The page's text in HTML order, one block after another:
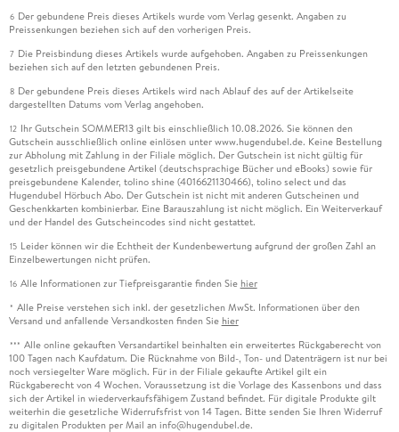
6 Der gebundene Preis dieses Artikels wurde vom Verlag gesenkt. Angaben zu
Preissenkungen beziehen sich auf den vorherigen Preis.
7 Die Preisbindung dieses Artikels wurde aufgehoben. Angaben zu Preissenkungen
beziehen sich auf den letzten gebundenen Preis.
8 Der gebundene Preis dieses Artikels wird nach Ablauf des auf der Artikelseite
dargestellten Datums vom Verlag angehoben.
12 Ihr Gutschein SOMMER13 gilt bis einschließlich 10.08.2026. Sie können den
Gutschein ausschließlich online einlösen unter www.hugendubel.de. Keine Bestellung
zur Abholung mit Zahlung in der Filiale möglich. Der Gutschein ist nicht gültig für
gesetzlich preisgebundene Artikel (deutschsprachige Bücher und eBooks) sowie für
preisgebundene Kalender, tolino shine (4016621130466), tolino select und das
Hugendubel Hörbuch Abo. Der Gutschein ist nicht mit anderen Gutscheinen und
Geschenkkarten kombinierbar. Eine Barauszahlung ist nicht möglich. Ein Weiterverkauf
und der Handel des Gutscheincodes sind nicht gestattet.
15 Leider können wir die Echtheit der Kundenbewertung aufgrund der großen Zahl an
Einzelbewertungen nicht prüfen.
16 Alle Informationen zur Tiefpreisgarantie finden Sie hier
* Alle Preise verstehen sich inkl. der gesetzlichen MwSt. Informationen über den
Versand und anfallende Versandkosten finden Sie hier
*** Alle online gekauften Versandartikel beinhalten ein erweitertes Rückgaberecht von
100 Tagen nach Kaufdatum. Die Rücknahme von Bild-, Ton- und Datenträgern ist nur bei
noch versiegelter Ware möglich. Für in der Filiale gekaufte Artikel gilt ein
Rückgaberecht von 4 Wochen. Voraussetzung ist die Vorlage des Kassenbons und dass
sich der Artikel in wiederverkaufsfähigem Zustand befindet. Für digitale Produkte gilt
weiterhin die gesetzliche Widerrufsfrist von 14 Tagen. Bitte senden Sie Ihren Widerruf
zu digitalen Produkten per Mail an info@hugendubel.de.